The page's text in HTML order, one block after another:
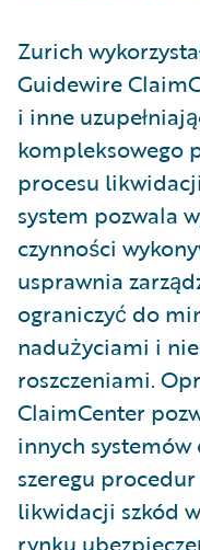
Zurich
Guidewire
i inne
kompleksowego
procesu
system pozwala
czynności
usprawnia
ograniczyć do
nadużyciami i
roszczeniami.
ClaimCenter
innych systemów
szeregu
likwidacji szkód
rynku